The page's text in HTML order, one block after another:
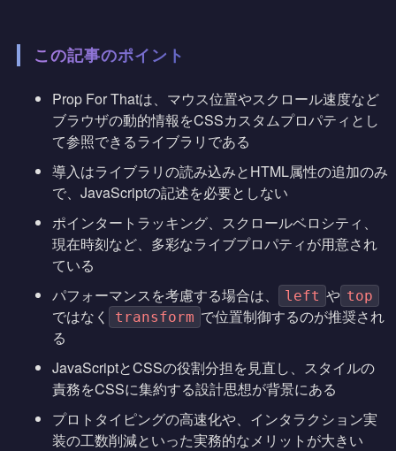
この記事のポイント
Prop For Thatは、マウス位置やスクロール速度など
ブラウザの動的情報をCSSカスタムプロパティとし
て参照できるライブラリである
導入はライブラリの読み込みとHTML属性の追加のみ
で、JavaScriptの記述を必要としない
ポインタートラッキング、スクロールベロシティ、
現在時刻など、多彩なライブプロパティが用意され
ている
パフォーマンスを考慮する場合は、
left や top
ではなく transform で位置制御するのが推奨され
る
JavaScriptとCSSの役割分担を見直し、スタイルの
責務をCSSに集約する設計思想が背景にある
プロトタイピングの高速化や、インタラクション実
装の工数削減といった実務的なメリットが大きい